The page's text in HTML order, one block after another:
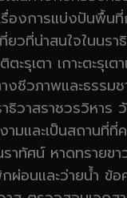
องการแบ่งปันพื้น
วที่น่าสนใจในนรา
ะรุเตา เกาะตะรุเต
งชีวภาพและธรรม
ธิวาสราชวรวิหาร
มและเป็นสถานที่ที่
าทัศน์ หาดทรายข
กผ่อนและว่ายน้ำ ข้